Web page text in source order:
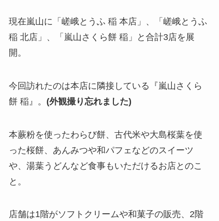
現在嵐山に「嵯峨とうふ 稲 本店」、「嵯峨とうふ
稲 北店」、「嵐山さくら餅 稲」と合計3店を展
開。
今回訪れたのは本店に隣接している『嵐山さくら
餅 稲』。 (外観撮り忘れました)
本蕨粉を使ったわらび餅、古代米や大島桜葉を使
った桜餅、あんみつや和パフェなどのスイーツ
や、湯葉うどんなど食事もいただけるお店とのこ
と。
店舗は1階がソフトクリームや和菓子の販売、2階